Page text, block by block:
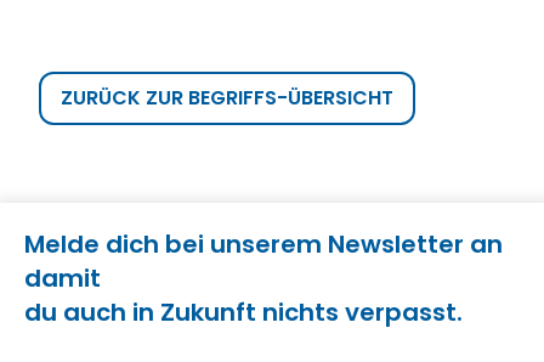
ZURÜCK ZUR BEGRIFFS-ÜBERSICHT
Melde dich bei unserem Newsletter an
damit
du auch in Zukunft nichts verpasst.